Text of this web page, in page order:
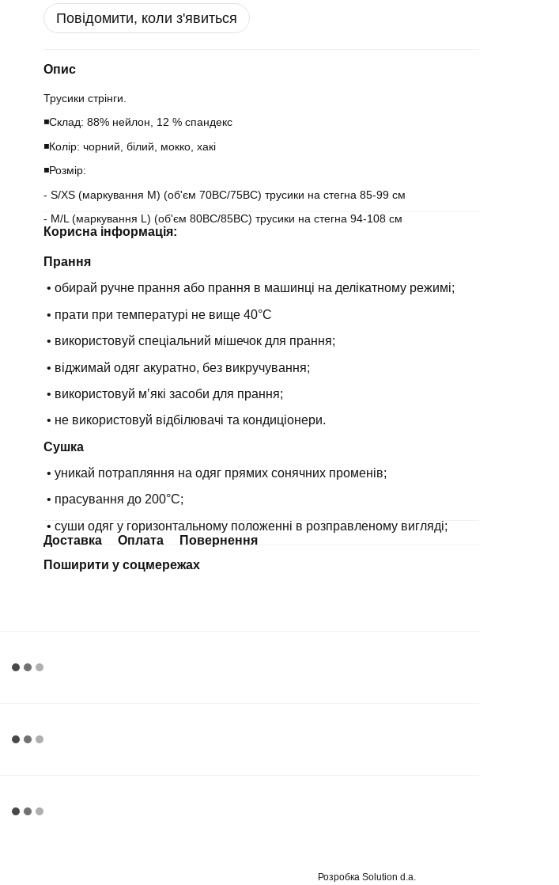
Повідомити, коли з'явиться
Опис
Трусики стрінги.
◾️Склад: 88% нейлон, 12 % спандекс
◾️Колір: чорний, білий, мокко, хакі
◾️Розмір:
- S/XS (маркування М) (об'єм 70BC/75BC) трусики на стегна 85-99 см
- M/L (маркування L) (об'єм 80BС/85BC) трусики на стегна 94-108 см
Корисна інформація:
Прання
• обирай ручне прання або прання в машинці на делікатному режимі;
• прати при температурі не вище 40°С
• використовуй спеціальний мішечок для прання;
• віджимай одяг акуратно, без викручування;
• використовуй мʼякі засоби для прання;
• не використовуй відбілювачі та кондиціонери.
Сушка
• уникай потрапляння на одяг прямих сонячних променів;
• прасування до 200°С;
• суши одяг у горизонтальному положенні в розправленому вигляді;
Доставка
Оплата
Повернення
Поширити у соцмережах
Розробка Solution d.a.